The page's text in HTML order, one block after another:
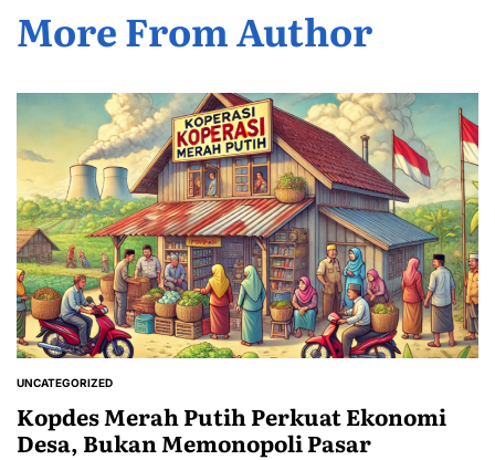
More From Author
POSTED
UNCATEGORIZED
Kopdes Merah Putih Perkuat Ekonomi
Desa, Bukan Memonopoli Pasar